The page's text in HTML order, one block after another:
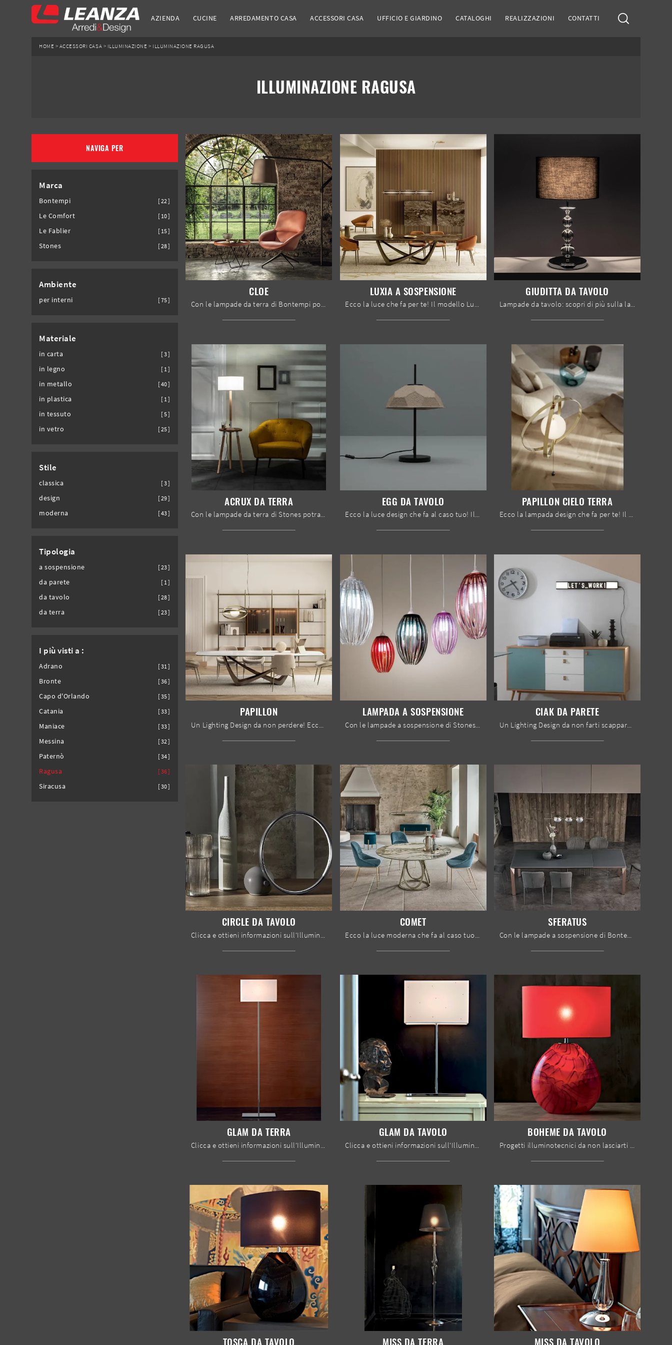
AZIENDA CUCINE ARREDAMENTO CASA ACCESSORI CASA UFFICIO E GIARDINO CATALOGHI REALIZZAZIONI CONTATTI
HOME > ACCESSORI CASA > ILLUMINAZIONE > ILLUMINAZIONE RAGUSA
ILLUMINAZIONE RAGUSA
NAVIGA PER
Marca
Bontempi 22
Le Comfort 10
Le Fablier 15
Stones 28
Ambiente
per interni 75
Materiale
in carta 3
in legno 1
in metallo 40
in plastica 1
in tessuto 5
in vetro 25
Stile
classica 3
design 29
moderna 43
Tipologia
a sospensione 23
da parete 1
da tavolo 28
da terra 23
I più visti a :
Adrano 31
Bronte 36
Capo d'Orlando 35
Catania 33
Maniace 33
Messina 32
Paternò 34
Ragusa 36
Siracusa 30
CLOE
Con le lampade da terra di Bontempi potrai arricchire i tuoi locali: clicca e scopri Cloe!
LUXIA A SOSPENSIONE
Ecco la luce che fa per te! Il modello Luxia a sospensione è una delle nostre lampade a sospensione di Bontempi.
GIUDITTA DA TAVOLO
Lampade da tavolo: scopri di più sulla lampada Giuditta da tavolo in plastica che ti proponiamo.
ACRUX DA TERRA
Con le lampade da terra di Stones potrai arricchire i tuoi spazi: clicca e scopri Acrux da terra!
EGG DA TAVOLO
Ecco la luce design che fa al caso tuo! Il modello Egg da tavolo è una delle nostre lampade da tavolo di Stones.
PAPILLON CIELO TERRA
Ecco la lampada design che fa per te! Il modello Papillon Cielo Terra è una delle nostre lampade da terra di Bontempi.
PAPILLON LAMPADA A SOSPENSIONE CIAK DA PARETE
CIRCLE DA TAVOLO COMET SFERATUS
GLAM DA TERRA GLAM DA TAVOLO BOHEME DA TAVOLO
TOSCA DA TAVOLO MISS DA TERRA MISS DA TAVOLO